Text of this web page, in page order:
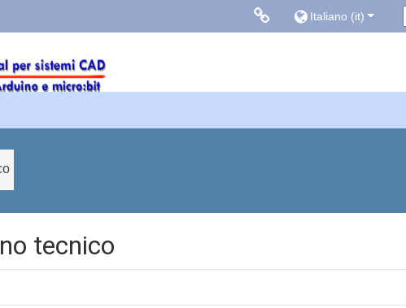
Links collegati
Italiano ‎(it)‎
tecnico